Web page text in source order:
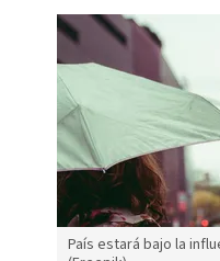
País estará bajo la